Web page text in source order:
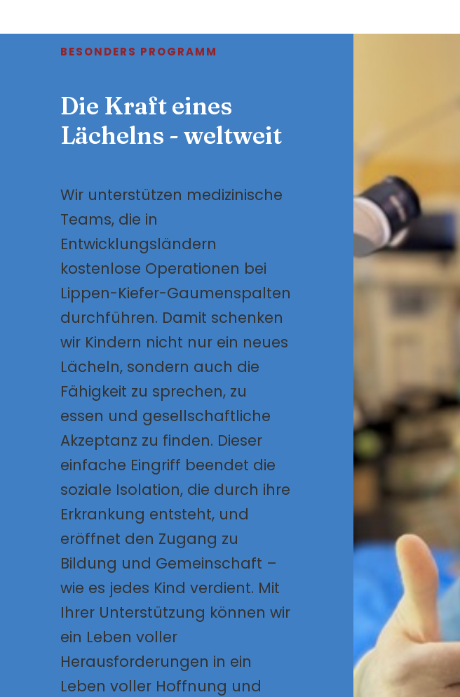
BESONDERS PROGRAMM
Die Kraft eines
Lächelns - weltweit
Wir unterstützen medizinische
Teams, die in
Entwicklungsländern
kostenlose Operationen bei
Lippen-Kiefer-Gaumenspalten
durchführen. Damit schenken
wir Kindern nicht nur ein neues
Lächeln, sondern auch die
Fähigkeit zu sprechen, zu
essen und gesellschaftliche
Akzeptanz zu finden. Dieser
einfache Eingriff beendet die
soziale Isolation, die durch ihre
Erkrankung entsteht, und
eröffnet den Zugang zu
Bildung und Gemeinschaft –
wie es jedes Kind verdient. Mit
Ihrer Unterstützung können wir
ein Leben voller
Herausforderungen in ein
Leben voller Hoffnung und